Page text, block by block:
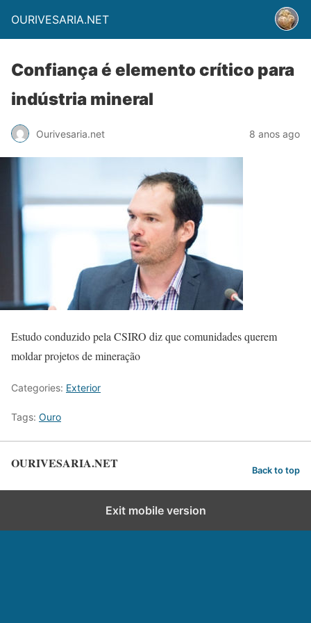
OURIVESARIA.NET
Confiança é elemento crítico para
indústria mineral
Ourivesaria.net 8 anos ago
Estudo conduzido pela CSIRO diz que comunidades querem
moldar projetos de mineração
Categories: Exterior
Tags: Ouro
OURIVESARIA.NET Back to top
Exit mobile version